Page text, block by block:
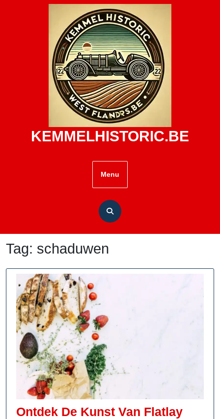
KEMMELHISTORIC.BE
Menu
Tag: schaduwen
Ontdek De Kunst Van Flatlay